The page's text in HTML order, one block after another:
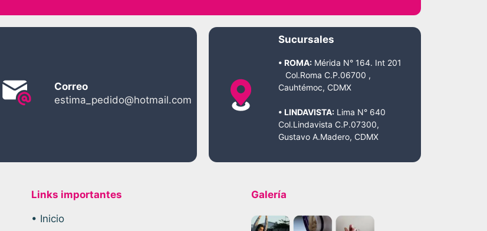
Correo
estima_pedido@hotmail.com
Sucursales
• ROMA:Mérida N° 164. Int 201
Col.Roma C.P.06700 ,
Cauhtémoc, CDMX
• LINDAVISTA:Lima N° 640
Col.Lindavista C.P.07300,
Gustavo A.Madero, CDMX
Links importantes
• Inicio
Galería